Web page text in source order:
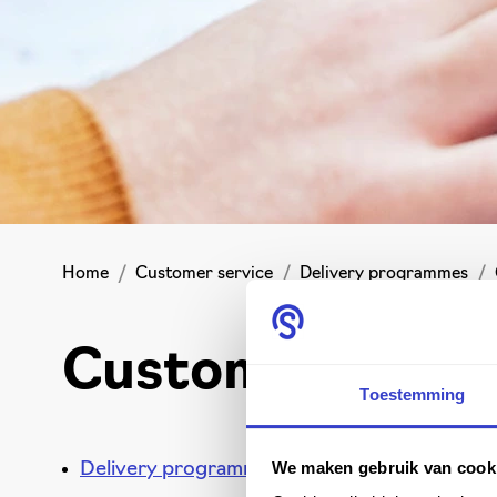
Toestemming
We maken gebruik van
Home Customer service Delivery programmes
Custommade
Delivery programmes
For